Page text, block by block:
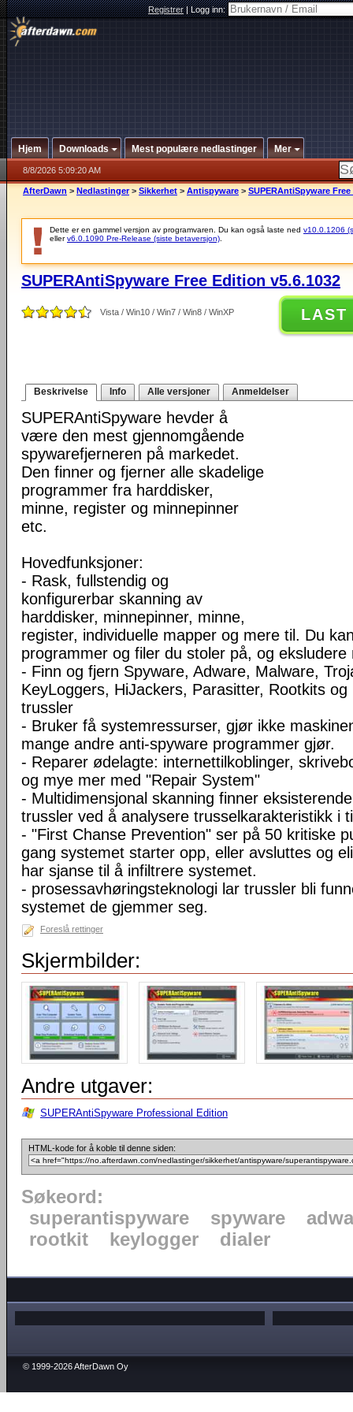
Registrer|Logg inn:
Hjem Downloads Mest populære nedlastinger Mer
8/8/2026 5:09:20 AM
AfterDawn > Nedlastinger > Sikkerhet > Antispyware > SUPERAntiSpyware
Dette er en gammel versjon av programvaren. Du kan også laste ned v10.0.1206
ellerv6.0.1090 Pre-Release (siste betaversjon)
SUPERAntiSpyware Free Edition v5.6.1032
Vista / Win10 / Win7 / Win8 / WinXP LAST
Beskrivelse Info Alle versjoner Anmeldelser
SUPERAntiSpyware hevder å
være den mest gjennomgående
spywarefjerneren på markedet.
Den finner og fjerner alle skadelige
programmer fra harddisker,
minne, register og minnepinner
etc.
Hovedfunksjoner:
- Rask, fullstendig og
konfigurerbar skanning av
harddisker, minnepinner, minne,
register, individuelle mapper og mere til. Du
programmer og filer du stoler på, og eksludere
- Finn og fjern Spyware, Adware, Malware,
KeyLoggers, HiJackers, Parasitter, Rootkits
trussler
- Bruker få systemressurser, gjør ikke
mange andre anti-spyware programmer gjør.
- Reparer ødelagte: internettilkoblinger,
og mye mer med "Repair System"
- Multidimensjonal skanning finner
trussler ved å analysere trusselkarakteristikk i
- "First Chanse Prevention" ser på 50 kritiske
gang systemet starter opp, eller avsluttes og
har sjanse til å infiltrere systemet.
- prosessavhøringsteknologi lar trussler bli
systemet de gjemmer seg.
Foreslå rettinger
Skjermbilder:
Andre utgaver:
SUPERAntiSpyware Professional Edition
HTML-kode for å koble til denne siden:
Søkeord:
superantispyware
spyware
rootkit
keylogger dialer
© 1999-2026 AfterDawn Oy